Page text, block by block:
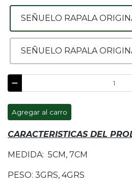
SEÑUELO RAPALA
SEÑUELO RAPALA
Agregar al carro
CARACTERISTICAS DEL
MEDIDA: 5CM, 7CM
PESO: 3GRS, 4GRS